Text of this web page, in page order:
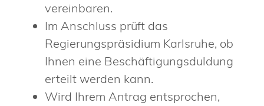
vereinbaren.
Im Anschluss prüft das
Regierungspräsidium Karlsruhe, ob
Ihnen eine Beschäftigungsduldung
erteilt werden kann.
Wird Ihrem Antrag entsprochen,